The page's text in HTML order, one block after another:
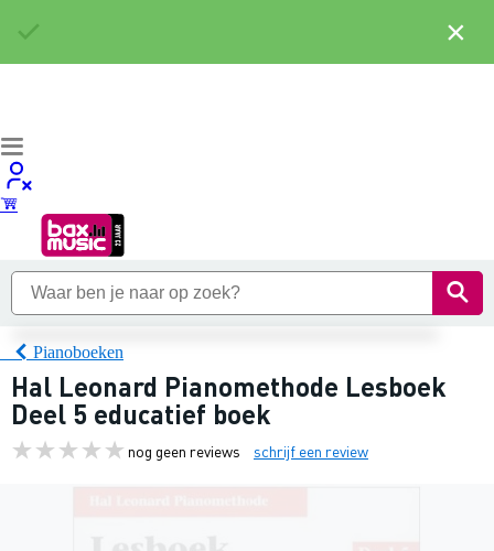
Pianoboeken
Hal Leonard Pianomethode Lesboek
Deel 5 educatief boek
nog geen reviews schrijf een review
×